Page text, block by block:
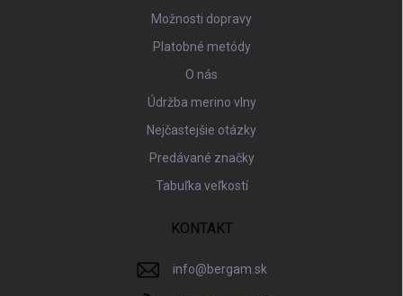
Možnosti dopravy
Platobné metódy
O nás
Údržba merino vlny
Nejčastejšie otázky
Predávané značky
Tabuľka veľkostí
KONTAKT
info@bergam.sk